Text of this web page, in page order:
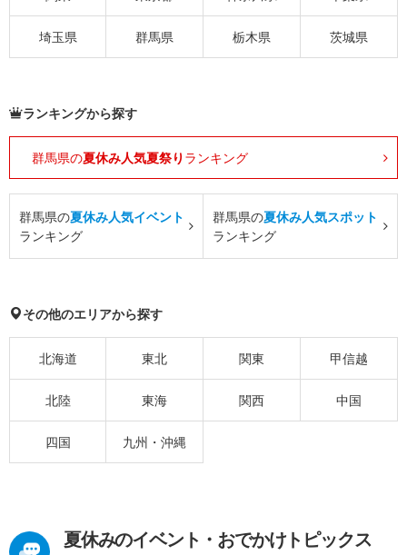
埼玉県 群馬県 栃木県 茨城県
ランキングから探す
群馬県の夏休み人気夏祭り ランキング
群馬県の夏休み人気イベント
ランキング
群馬県の夏休み人気スポット
ランキング
その他のエリアから探す
北海道 東北 関東 甲信越
北陸 東海 関西 中国
四国 九州・沖縄
夏休みのイベント・おでかけトピックス